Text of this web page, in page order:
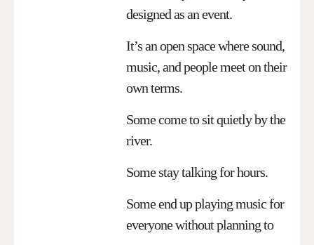
designed as an event.
It’s an open space where sound,
music, and people meet on their
own terms.
Some come to sit quietly by the
river.
Some stay talking for hours.
Some end up playing music for
everyone without planning to